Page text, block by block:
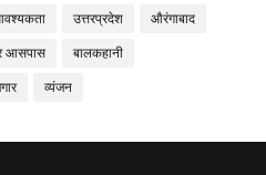
उत्तरप्रदेश
औरंगाबाद
आसपास
बालकहानी
व्यंजन